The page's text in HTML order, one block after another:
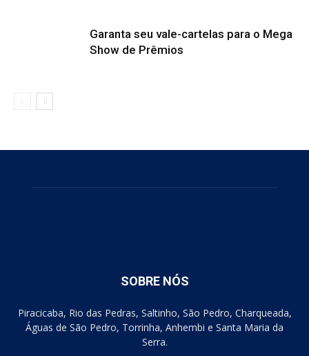
Garanta seu vale-cartelas para o Mega
Show de Prêmios
SOBRE NÓS
Piracicaba, Rio das Pedras, Saltinho, São Pedro, Charqueada,
Águas de São Pedro, Torrinha, Anhembi e Santa Maria da
Serra.